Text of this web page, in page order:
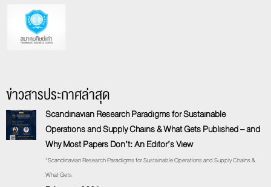
ข่าวสารประกาศล่าสุด
Scandinavian Research Paradigms for Sustainable
Operations and Supply Chains & What Gets Published – and
Why Most Papers Don’t: An Editor’s View
“Scandinavian Research Paradigms for Sustainable Operations and Supply Chains &
What Gets